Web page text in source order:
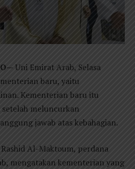
Uni Emirat Arab, Selasa
baru, yaitu
Kementerian baru itu
meluncurkan
jawab atas kebahagian.
Al-Maktoum, perdana
mengatakan kementerian yang